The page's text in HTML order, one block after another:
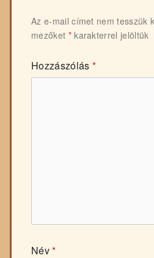
Az e-mail címet nem tesszük
mezőket *karakterrel jelöltük
Hozzászólás *
Név*